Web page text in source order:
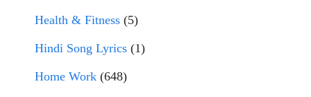
Health & Fitness (5)
Hindi Song Lyrics (1)
Home Work (648)